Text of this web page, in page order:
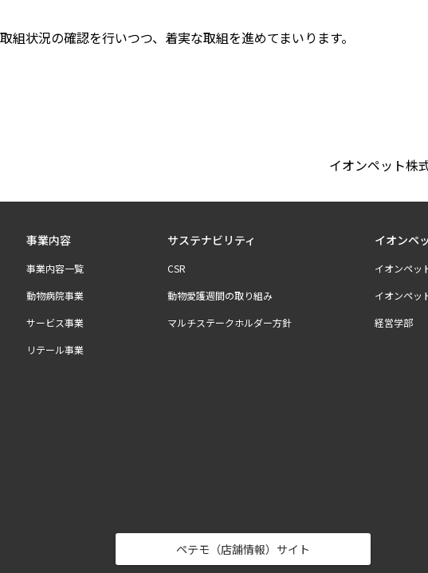
組状況の確認を行いつつ、着実な取組を進めてまいります。
イオンペット
事業内容
事業内容一覧
動物病院事業
サービス事業
リテール事業
サステナビリティ
CSR
動物愛護週間の取り組み
マルチステークホルダー方針
イオンペ
イオンペッ
イオンペッ
経営学部
ペテモ（店舗情報）サイト